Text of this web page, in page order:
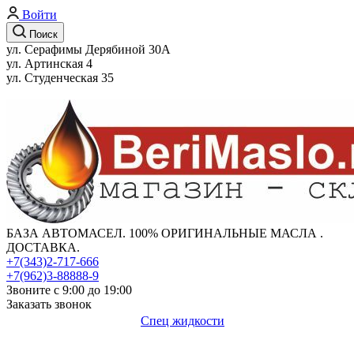
Войти
Поиск
ул. Серафимы Дерябиной 30А
ул. Артинская 4
ул. Студенческая 35
БАЗА АВТОМАСЕЛ. 100% ОРИГИНАЛЬНЫЕ МАСЛА .
ДОСТАВКА.
+7(343)2-717-666
+7(962)3-88888-9
Звоните с 9:00 до 19:00
Заказать звонок
Спец жидкости